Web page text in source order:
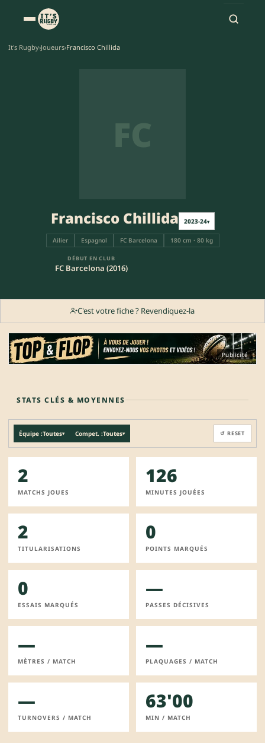
It's Rugby›Joueurs›Francisco Chillida
FC
Francisco Chillida 2023-24▾
Ailier Espagnol FC Barcelona 180 cm · 80 kg
DÉBUT EN CLUB
FC Barcelona (2016)
C'est votre fiche ? Revendiquez-la
Publicité
STATS CLÉS & MOYENNES
Équipe :Toutes▾ Compet. :Toutes▾ ↺ RESET
2
MATCHS JOUES
126
MINUTES JOUÉES
2
TITULARISATIONS
0
POINTS MARQUÉS
0
ESSAIS MARQUÉS
—
PASSES DÉCISIVES
—
MÈTRES / MATCH
—
PLAQUAGES / MATCH
—
TURNOVERS / MATCH
63'00
MIN / MATCH